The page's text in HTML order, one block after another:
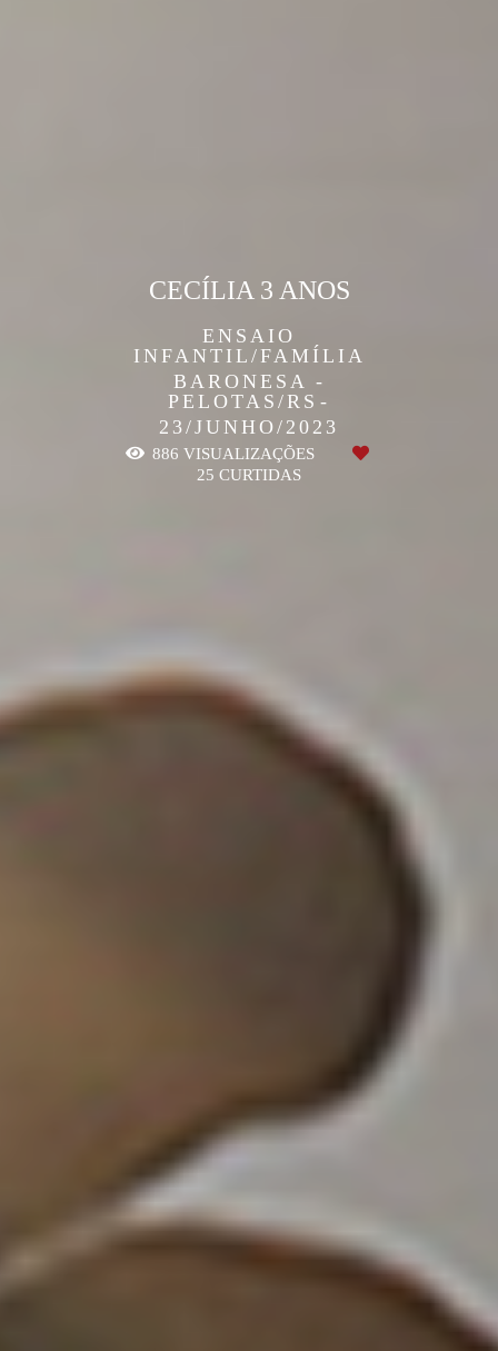
ENSAIO
INFANTIL/FAMÍLIA
BARONESA -
PELOTAS/RS
23/JUNHO/2023
CECÍLIA 3 ANOS
886 VISUALIZAÇÕES
25 CURTIDAS